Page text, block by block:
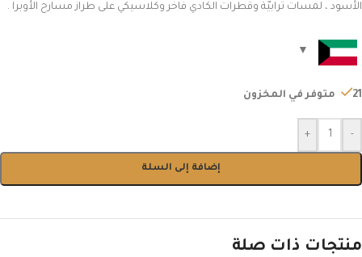
الأسود ، لمسات تُرابيّة وقطرات الكادي فاخر وكلاسيكي على طراز مسارح الأوبرا .
21 متوفر في المخزون
-
+
إضافة إلى السلة
منتجات ذات صلة